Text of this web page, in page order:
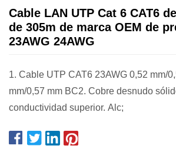
Cable LAN UTP Cat 6 CAT6
de 305m de marca OEM de
23AWG 24AWG
1. Cable UTP CAT6 23AWG 0,52 mm/
mm/0,57 mm BC2. Cobre desnudo sólido para una
conductividad superior. Alc;